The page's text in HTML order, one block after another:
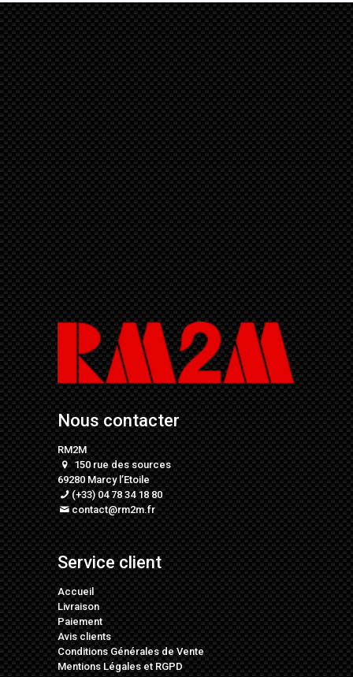
Nous contacter
RM2M
150 rue des sources
69280 Marcy l’Etoile
(+33) 04 78 34 18 80
contact@rm2m.fr
Service client
Accueil
Livraison
Paiement
Avis clients
Conditions Générales de Vente
Mentions LégalesetRGPD